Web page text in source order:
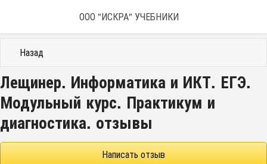
ООО "ИСКРА" УЧЕБНИКИ
Назад
Лещинер. Информатика и ИКТ. ЕГЭ.
Модульный курс. Практикум и
диагностика. отзывы
Написать отзыв